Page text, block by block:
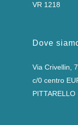
VR 1218
Dove
Via Crivellin,
c/0 centro
PITTARELLO